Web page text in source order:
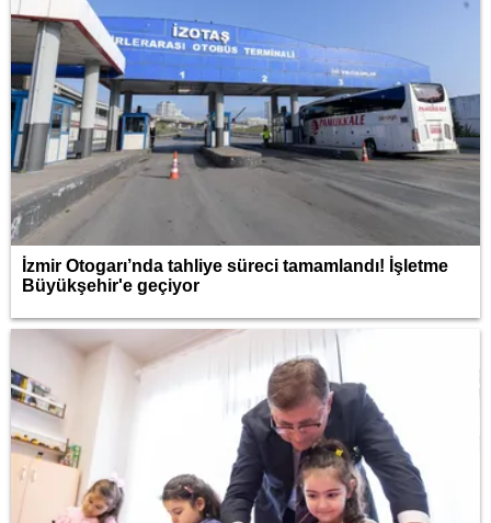
İzmir Otogarı’nda tahliye süreci tamamlandı! İşletme
Büyükşehir'e geçiyor